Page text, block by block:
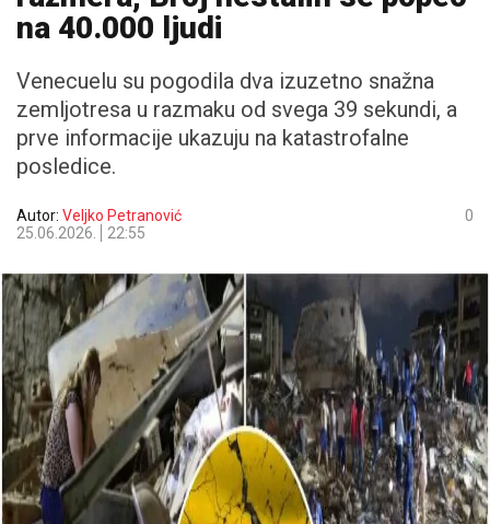
na 40.000 ljudi
Venecuelu su pogodila dva izuzetno snažna
zemljotresa u razmaku od svega 39 sekundi, a
prve informacije ukazuju na katastrofalne
posledice.
Autor: Veljko Petranović
25.06.2026.
22:55
0